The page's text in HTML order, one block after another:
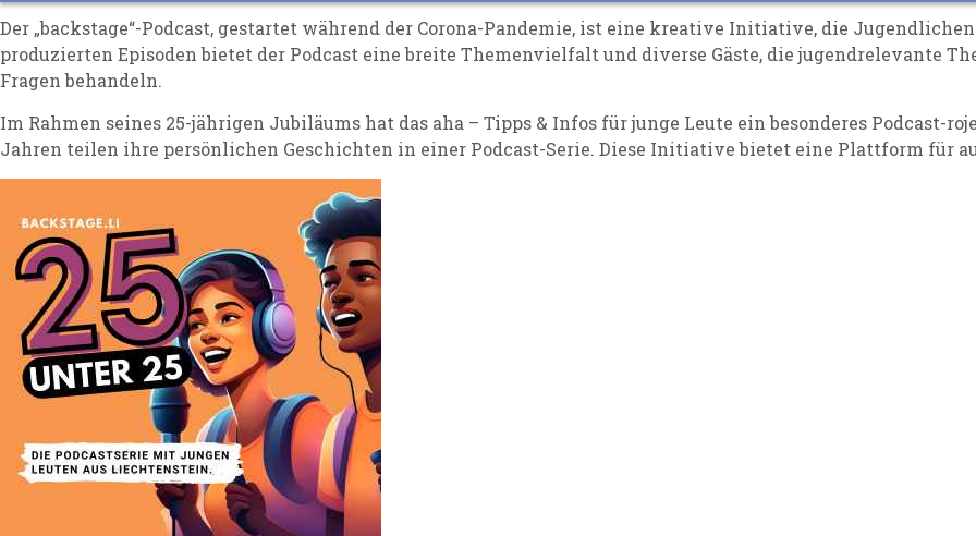
Der „backstage“-Podcast, gestartet während der Corona-Pandemie, ist eine kreative Initiative, die
produzierten Episoden bietet der Podcast eine breite Themenvielfalt und diverse Gäste, die jugendrelevante
Fragen behandeln.
Im Rahmen seines 25-jährigen Jubiläums hat das aha – Tipps & Infos für junge Leute ein besonderes Podcast-
Jahren teilen ihre persönlichen Geschichten in einer Podcast-Serie. Diese Initiative bietet eine Plattform